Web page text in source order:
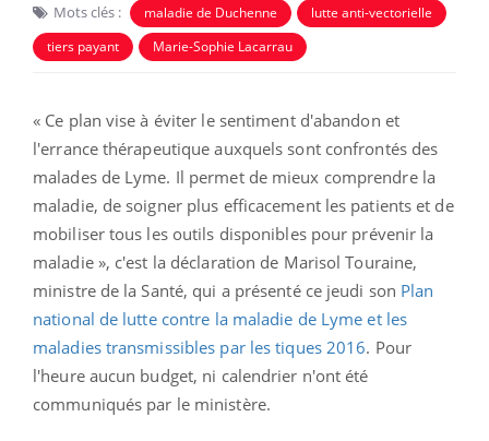
Mots clés : maladie de Duchenne
lutte anti-vectorielle
tiers payant
Marie-Sophie Lacarrau
« Ce plan vise à éviter le sentiment d'abandon et
l'errance thérapeutique auxquels sont confrontés des
malades de Lyme. Il permet de mieux comprendre la
maladie, de soigner plus efficacement les patients et de
mobiliser tous les outils disponibles pour prévenir la
maladie », c'est la déclaration de Marisol Touraine,
ministre de la Santé, qui a présenté ce jeudi son Plan
national de lutte contre la maladie de Lyme et les
maladies transmissibles par les tiques 2016. Pour
l'heure aucun budget, ni calendrier n'ont été
communiqués par le ministère.